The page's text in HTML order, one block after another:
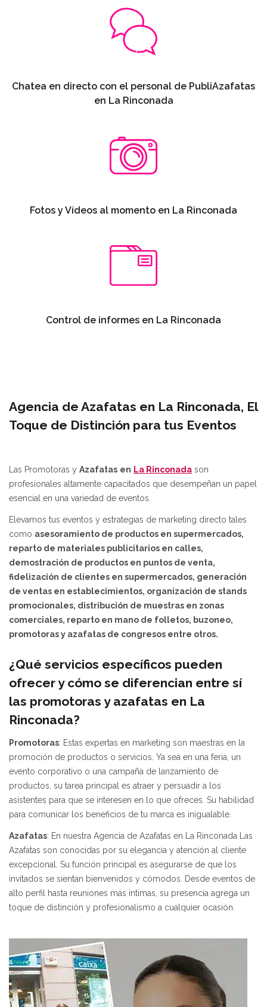
Chatea en directo con el personal de PubliAzafatas
en La Rinconada
Fotos y Vídeos al momento en La Rinconada
Control de informes en La Rinconada
Agencia de Azafatas en La Rinconada, El
Toque de Distinción para tus Eventos
Las Promotoras y Azafatas en La Rinconada son
profesionales altamente capacitados que desempeñan un papel
esencial en una variedad de eventos.
Elevamos tus eventos y estrategias de marketing directo tales
como asesoramiento de productos en supermercados,
reparto de materiales publicitarios en calles,
demostración de productos en puntos de venta,
fidelización de clientes en supermercados, generación
de ventas en establecimientos, organización de stands
promocionales, distribución de muestras en zonas
comerciales, reparto en mano de folletos, buzoneo,
promotoras y azafatas de congresos entre otros.
¿Qué servicios específicos pueden
ofrecer y cómo se diferencian entre sí
las promotoras y azafatas en La
Rinconada?
Promotoras: Estas expertas en marketing son maestras en la
promoción de productos o servicios. Ya sea en una feria, un
evento corporativo o una campaña de lanzamiento de
productos, su tarea principal es atraer y persuadir a los
asistentes para que se interesen en lo que ofreces. Su habilidad
para comunicar los beneficios de tu marca es inigualable.
Azafatas: En nuestra Agencia de Azafatas en La Rinconada Las
Azafatas son conocidas por su elegancia y atención al cliente
excepcional. Su función principal es asegurarse de que los
invitados se sientan bienvenidos y cómodos. Desde eventos de
alto perfil hasta reuniones más íntimas, su presencia agrega un
toque de distinción y profesionalismo a cualquier ocasión.